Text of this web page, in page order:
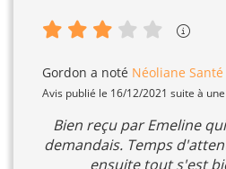
Gordon a noté Néoliane Santé
Avis publié le 16/12/2021 suite à
Bien reçu par Emeline
demandais. Temps
ensuite tout s'est